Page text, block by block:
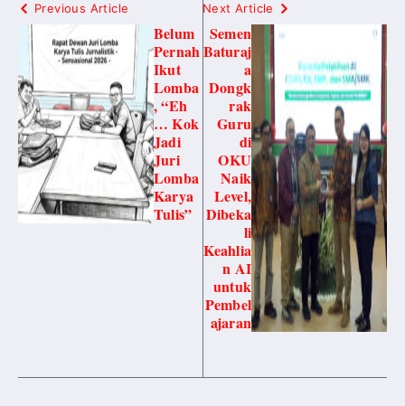
Previous Article
Belum
Pernah
Ikut
Lomba
, “Eh
… Kok
Jadi
Juri
Lomba
Karya
Tulis”
Next Article
Semen
Baturaj
a
Dongk
rak
Guru
di
OKU
Naik
Level,
Dibeka
li
Keahlia
n AI
untuk
Pembel
ajaran